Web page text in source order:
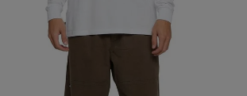
P GG
ADICIONAR AO CARRINHO